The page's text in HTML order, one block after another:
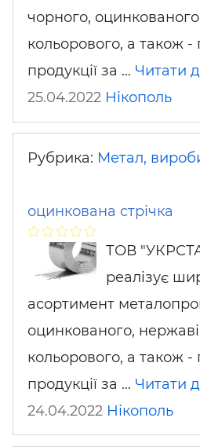
чорного,
кольорового, а також -
продукції за … Читати
25.04.2022 Нікополь
Рубрика: Метал,
оцинкована стрічка
ТОВ
реалізує
асортимент
оцинкованого,
кольорового, а також -
продукції за … Читати
24.04.2022 Нікополь